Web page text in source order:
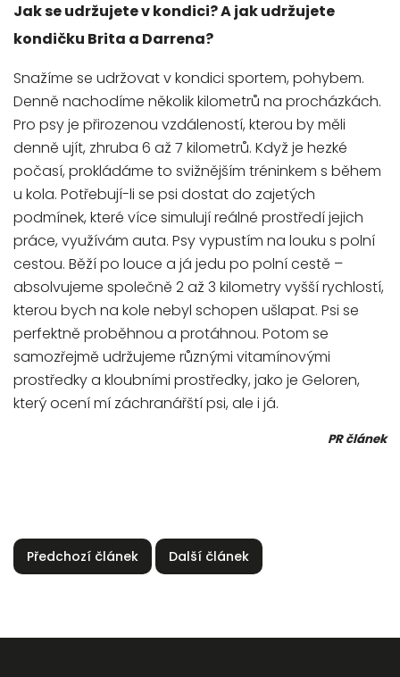
Jak se udržujete v kondici? A jak udržujete
kondičku Brita a Darrena?
Snažíme se udržovat v kondici sportem, pohybem.
Denně nachodíme několik kilometrů na procházkách.
Pro psy je přirozenou vzdáleností, kterou by měli
denně ujít, zhruba 6 až 7 kilometrů. Když je hezké
počasí, prokládáme to svižnějším tréninkem s během
u kola. Potřebují-li se psi dostat do zajetých
podmínek, které více simulují reálné prostředí jejich
práce, využívám auta. Psy vypustím na louku s polní
cestou. Běží po louce a já jedu po polní cestě –
absolvujeme společně 2 až 3 kilometry vyšší rychlostí,
kterou bych na kole nebyl schopen ušlapat. Psi se
perfektně proběhnou a protáhnou. Potom se
samozřejmě udržujeme různými vitamínovými
prostředky a kloubními prostředky, jako je Geloren,
který ocení mí záchranářští psi, ale i já.
PR článek
Předchozí článek Další článek